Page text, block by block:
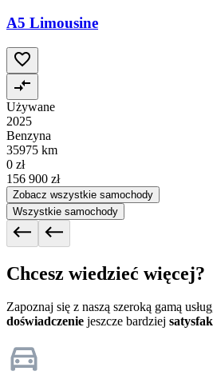
A5 Limousine
Używane
2025
Benzyna
35975 km
0 zł
156 900 zł
Zobacz wszystkie samochody
Wszystkie samochody
Chcesz wiedzieć więcej?
Zapoznaj się z naszą szeroką gamą
doświadczenie jeszcze bardziej